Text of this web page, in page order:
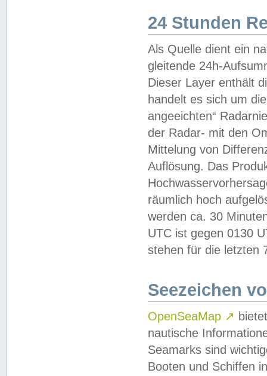
24 Stunden
Als Quelle dient ein
gleitende 24h-
Dieser Layer enthält
handelt es sich um
angeeichten“
der Radar- mit den
Mittelung von
Auflösung. Das
räumlich hoch
werden ca. 30
UTC ist gegen 0130
stehen für die letzten
Seezeichen
OpenSeaMap ↗
nautische
Seamarks sind
Booten und Schiffen